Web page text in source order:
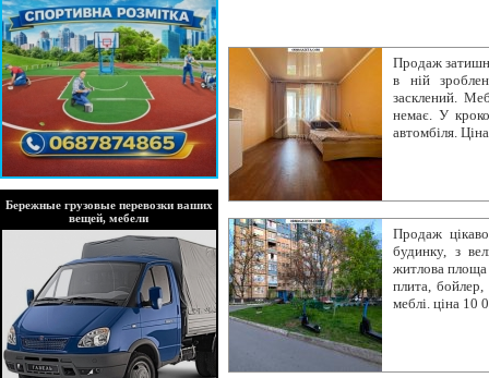
Бережные грузовые перевозки ваших
вещей, мебели
Продаж
в ній
засклений.
немає. У
автомбіля.
Продаж
будинку, з
житлова площа
плита,
меблі. ціна 10